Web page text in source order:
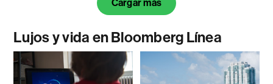
Cargar más
Lujos y vida en Bloomberg Línea